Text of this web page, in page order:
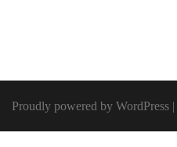
Proudly powered by WordPress |